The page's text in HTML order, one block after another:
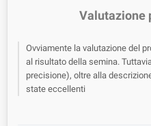
Valutazione
Ovviamente la valutazione del
al risultato della semina.
precisione), oltre alla
state eccellenti